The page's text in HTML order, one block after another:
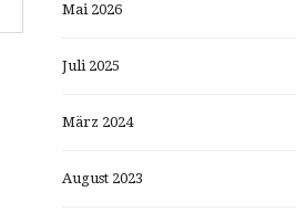
Mai 2026
Juli 2025
März 2024
August 2023